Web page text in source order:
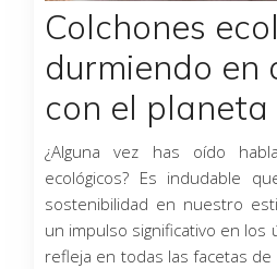
Colchones
durmiendo en
con el planeta
¿Alguna vez has oído
ecológicos? Es indudable
sostenibilidad en nuestro
un impulso significativo en los
refleja en todas las facetas